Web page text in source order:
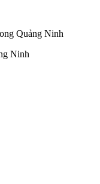
Quảng Ninh
Ninh